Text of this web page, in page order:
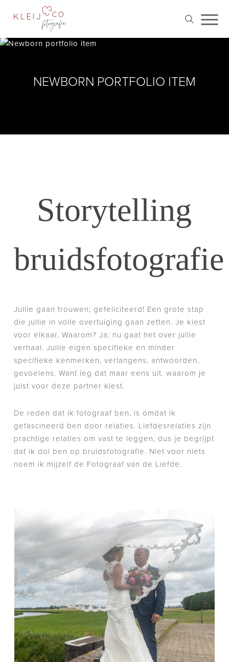
content
search
NEWBORN PORTFOLIO ITEM
Storytelling
bruidsfotografie
Jullie gaan trouwen; gefeliciteerd! Een grote stap
die jullie in volle overtuiging gaan zetten. Je kiest
voor elkaar. Waarom? Ja; nu gaat het over jullie
verhaal. Jullie eigen specifieke en minder
specifieke kenmerken, verlangens, antwoorden,
gevoelens. Want leg dat maar eens uit, waarom je
juist voor deze partner kiest.
De reden dat ik fotograaf ben, is omdat ik
gefascineerd ben door relaties. Liefdesrelaties zijn
prachtige relaties om vast te leggen, dus je begrijpt
dat ik dol ben op bruidsfotografie. Niet voor niets
noem ik mijzelf de Fotograaf van de Liefde.